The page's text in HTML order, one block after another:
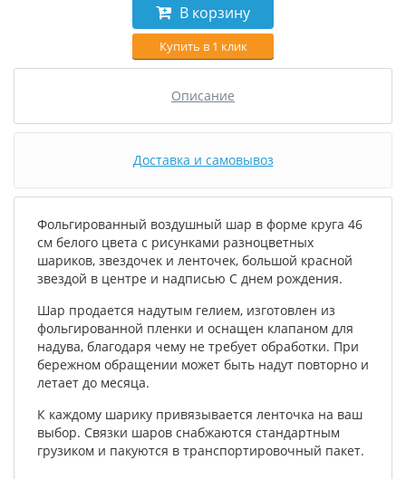
В корзину
Купить в 1 клик
Описание
Доставка и самовывоз
Фольгированный воздушный шар в форме круга 46
см белого цвета с рисунками разноцветных
шариков, звездочек и ленточек, большой красной
звездой в центре и надписью С днем рождения.
Шар продается надутым гелием, изготовлен из
фольгированной пленки и оснащен клапаном для
надува, благодаря чему не требует обработки. При
бережном обращении может быть надут повторно и
летает до месяца.
К каждому шарику привязывается ленточка на ваш
выбор. Связки шаров снабжаются стандартным
грузиком и пакуются в транспортировочный пакет.